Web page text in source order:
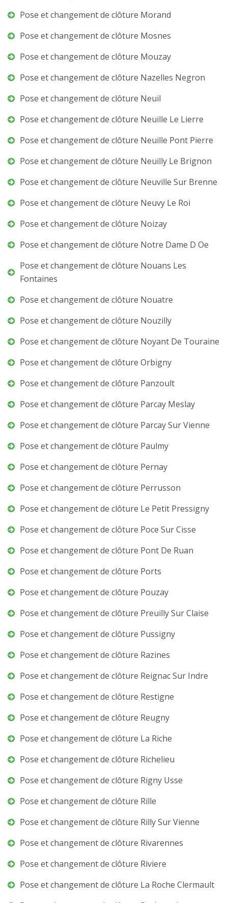
Pose et changement de clôture Morand
Pose et changement de clôture Mosnes
Pose et changement de clôture Mouzay
Pose et changement de clôture Nazelles Negron
Pose et changement de clôture Neuil
Pose et changement de clôture Neuille Le Lierre
Pose et changement de clôture Neuille Pont Pierre
Pose et changement de clôture Neuilly Le Brignon
Pose et changement de clôture Neuville Sur Brenne
Pose et changement de clôture Neuvy Le Roi
Pose et changement de clôture Noizay
Pose et changement de clôture Notre Dame D Oe
Pose et changement de clôture Nouans Les
Fontaines
Pose et changement de clôture Nouatre
Pose et changement de clôture Nouzilly
Pose et changement de clôture Noyant De Touraine
Pose et changement de clôture Orbigny
Pose et changement de clôture Panzoult
Pose et changement de clôture Parcay Meslay
Pose et changement de clôture Parcay Sur Vienne
Pose et changement de clôture Paulmy
Pose et changement de clôture Pernay
Pose et changement de clôture Perrusson
Pose et changement de clôture Le Petit Pressigny
Pose et changement de clôture Poce Sur Cisse
Pose et changement de clôture Pont De Ruan
Pose et changement de clôture Ports
Pose et changement de clôture Pouzay
Pose et changement de clôture Preuilly Sur Claise
Pose et changement de clôture Pussigny
Pose et changement de clôture Razines
Pose et changement de clôture Reignac Sur Indre
Pose et changement de clôture Restigne
Pose et changement de clôture Reugny
Pose et changement de clôture La Riche
Pose et changement de clôture Richelieu
Pose et changement de clôture Rigny Usse
Pose et changement de clôture Rille
Pose et changement de clôture Rilly Sur Vienne
Pose et changement de clôture Rivarennes
Pose et changement de clôture Riviere
Pose et changement de clôture La Roche Clermault